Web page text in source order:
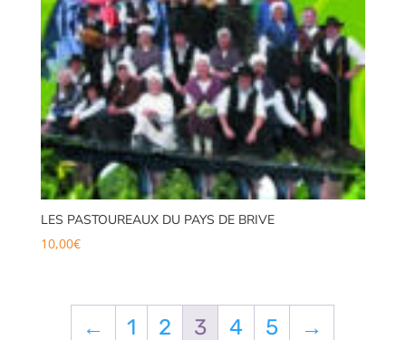
LES PASTOUREAUX DU PAYS DE BRIVE
10,00€
← 1 2 3 4 5 →